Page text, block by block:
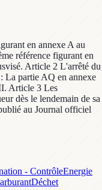
en annexe A au
référence figurant en
Article 2 L'arrêté du
La partie AQ en annexe
Article 3 Les
dès le lendemain de sa
au Journal officiel
- ContrôleEnergie
Déchet